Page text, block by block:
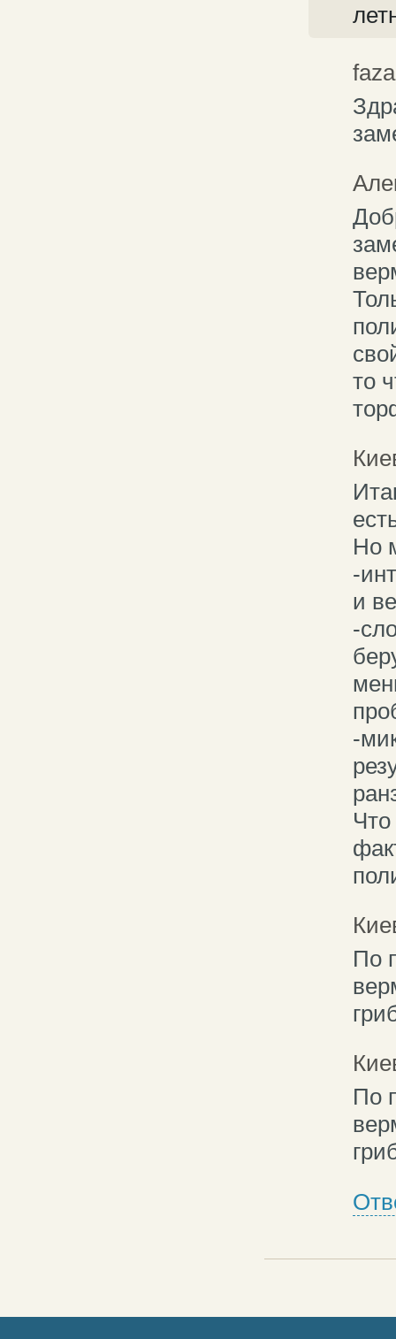
то
Но
-
и
-
-
Что
По
По